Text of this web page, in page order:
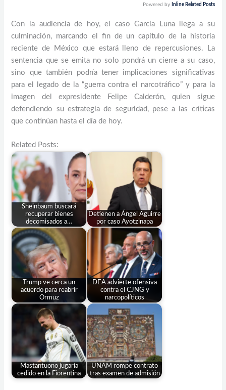
Powered by Inline Related Posts
Con la audiencia de hoy, el caso García Luna llega a su
culminación, marcando el fin de un capítulo de la historia
reciente de México que estará lleno de repercusiones. La
sentencia que se emita no solo pondrá un cierre a su caso,
sino que también podría tener implicaciones significativas
para el legado de la “guerra contra el narcotráfico” y para la
imagen del expresidente Felipe Calderón, quien sigue
defendiendo su estrategia de seguridad, pese a las críticas
que continúan hasta el día de hoy.
Related Posts:
Sheinbaum buscará
recuperar bienes
decomisados a…
Detienen a Ángel Aguirre
por caso Ayotzinapa
Trump ve cerca un
acuerdo para reabrir
Ormuz
DEA advierte ofensiva
contra el CJNG y
narcopolíticos
Mastantuono jugaría
cedido en la Fiorentina
UNAM rompe contrato
tras examen de admisión